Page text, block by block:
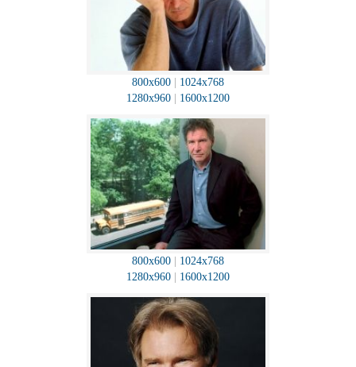
800x600
1024x768
1280x960
1600x1200
800x600
1024x768
1280x960
1600x1200